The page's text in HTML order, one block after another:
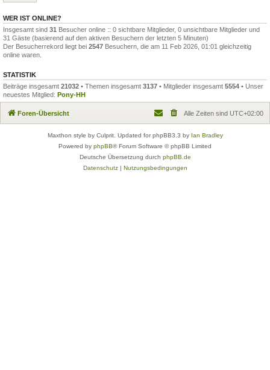
WER IST ONLINE?
Insgesamt sind 31 Besucher online :: 0 sichtbare Mitglieder, 0 unsichtbare Mitglieder und
31 Gäste (basierend auf den aktiven Besuchern der letzten 5 Minuten)
Der Besucherrekord liegt bei 2547 Besuchern, die am 11 Feb 2026, 01:01 gleichzeitig
online waren.
STATISTIK
Beiträge insgesamt 21032 • Themen insgesamt 3137 • Mitglieder insgesamt 5554 • Unser
neuestes Mitglied: Pony-HH
Foren-Übersicht Alle Zeiten sind UTC+02:00
Maxthon style by Culprit. Updated for phpBB3.3 by Ian Bradley
Powered by phpBB® Forum Software © phpBB Limited
Deutsche Übersetzung durch phpBB.de
Datenschutz| Nutzungsbedingungen